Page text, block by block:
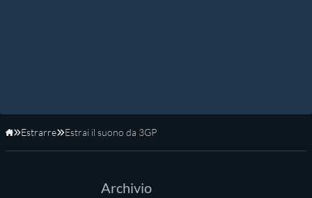
Home
Estrarre Estrai il suono da 3GP
Archivio